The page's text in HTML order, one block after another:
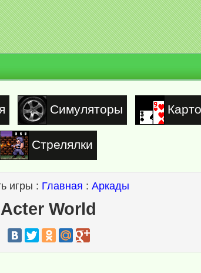
Симуляторы
Стрелялки
игры : Главная : Аркады
Acter World